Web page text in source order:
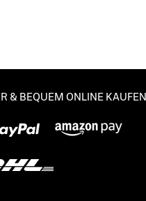
& BEQUEM ONLINE KAUFEN